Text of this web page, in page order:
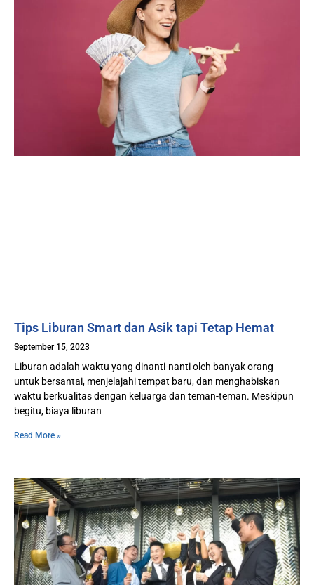
Tips Liburan Smart dan Asik tapi Tetap Hemat
September 15, 2023
Liburan adalah waktu yang dinanti-nanti oleh banyak orang
untuk bersantai, menjelajahi tempat baru, dan menghabiskan
waktu berkualitas dengan keluarga dan teman-teman. Meskipun
begitu, biaya liburan
Read More »